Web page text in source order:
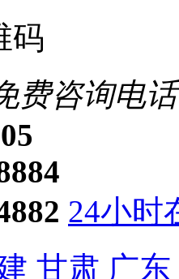
甘肃 广东
南
上海
更多>>
号-1